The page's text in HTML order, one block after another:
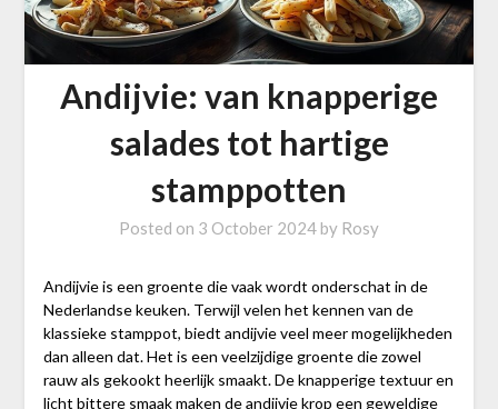
Andijvie: van knapperige
salades tot hartige
stamppotten
Posted on 3 October 2024 by Rosy
Andijvie is een groente die vaak wordt onderschat in de
Nederlandse keuken. Terwijl velen het kennen van de
klassieke stamppot, biedt andijvie veel meer mogelijkheden
dan alleen dat. Het is een veelzijdige groente die zowel
rauw als gekookt heerlijk smaakt. De knapperige textuur en
licht bittere smaak maken deandijvie krop een geweldige